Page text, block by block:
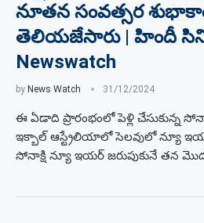
నూతన సంవత్సర
తెలియజేసారు | హిందీ
Newswatch
by News Watch 31/12/2024
ఈ ఏడాది ప్రారంభంలో పెళ్లి చేసుకున్న
ఇక్బాల్ ఆస్ట్రేలియాలో సెలవులో న్యూ
సోనాక్షి న్యూ ఇయర్ జరుపుకునే తన